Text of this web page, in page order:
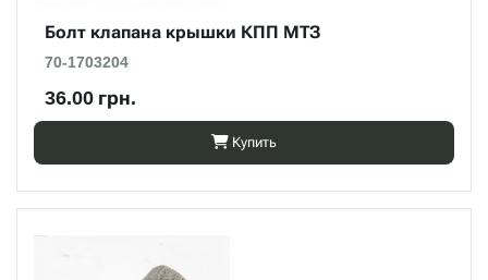
Болт клапана крышки КПП МТЗ
70-1703204
36.00 грн.
Купить